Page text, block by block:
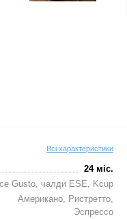
Всі характеристики
24 міс.
Gusto, чалди ESE, Kcup
Американо, Ристретто,
Эспрессо